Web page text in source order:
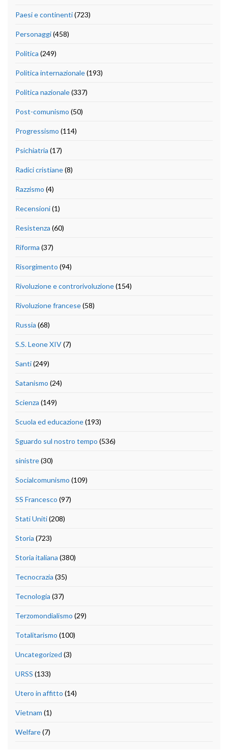
Paesi e continenti(723)
Personaggi(458)
Politica (249)
Politica internazionale(193)
Politica nazionale(337)
Post-comunismo (50)
Progressismo (114)
Psichiatria (17)
Radici cristiane(8)
Razzismo (4)
Recensioni(1)
Resistenza (60)
Riforma (37)
Risorgimento (94)
Rivoluzione e controrivoluzione(154)
Rivoluzione francese(58)
Russia (68)
S.S. Leone XIV(7)
Santi(249)
Satanismo (24)
Scienza (149)
Scuola ed educazione(193)
Sguardo sul nostro tempo (536)
sinistre(30)
Socialcomunismo (109)
SS Francesco (97)
Stati Uniti(208)
Storia (723)
Storia italiana (380)
Tecnocrazia (35)
Tecnologia (37)
Terzomondialismo (29)
Totalitarismo (100)
Uncategorized (3)
URSS (133)
Utero in affitto (14)
Vietnam (1)
Welfare(7)